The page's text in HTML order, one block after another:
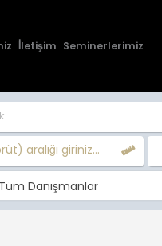
İletişim Seminerlerimiz
aralığı giriniz...
Tüm Danışmanlar